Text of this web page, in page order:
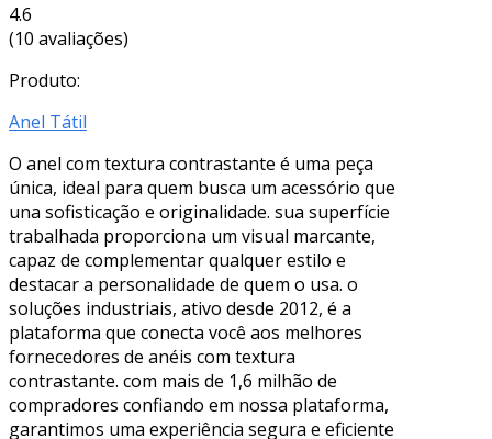
4.6
(10 avaliações)
Produto:
Anel Tátil
O anel com textura contrastante é uma peça
única, ideal para quem busca um acessório que
una sofisticação e originalidade. sua superfície
trabalhada proporciona um visual marcante,
capaz de complementar qualquer estilo e
destacar a personalidade de quem o usa. o
soluções industriais, ativo desde 2012, é a
plataforma que conecta você aos melhores
fornecedores de anéis com textura
contrastante. com mais de 1,6 milhão de
compradores confiando em nossa plataforma,
garantimos uma experiência segura e eficiente